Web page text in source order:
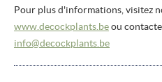
Pour plus d'informations, visitez
www.decockplants.beou
info@decockplants.be